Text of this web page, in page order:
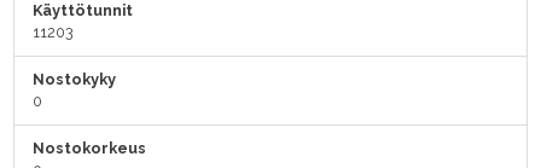
Käyttötunnit
11203
Nostokyky
0
Nostokorkeus